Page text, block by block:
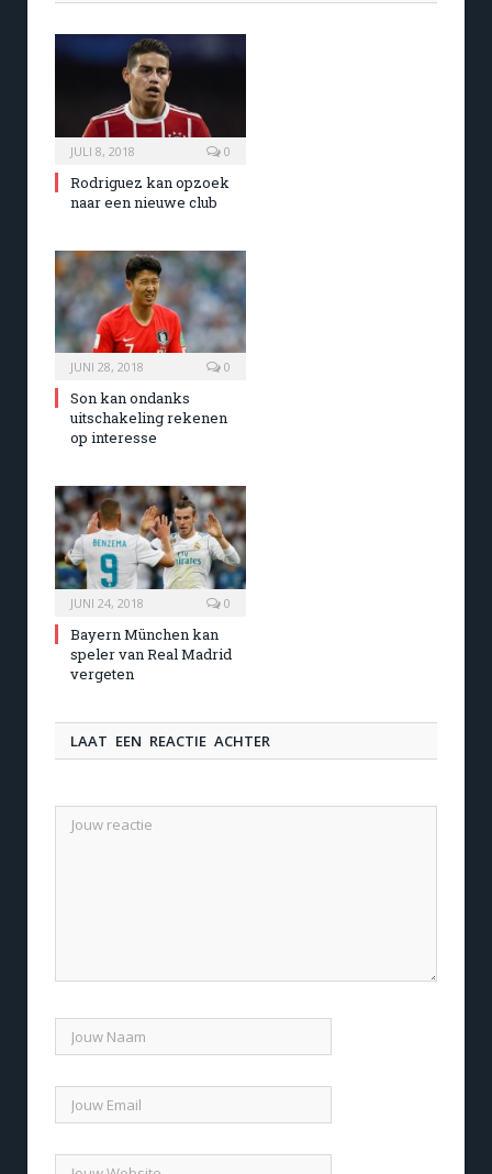
JULI 8, 2018 0
Rodriguez kan opzoek
naar een nieuwe club
JUNI 28, 2018 0
Son kan ondanks
uitschakeling rekenen
op interesse
JUNI 24, 2018 0
Bayern München kan
speler van Real Madrid
vergeten
LAAT EEN REACTIE ACHTER